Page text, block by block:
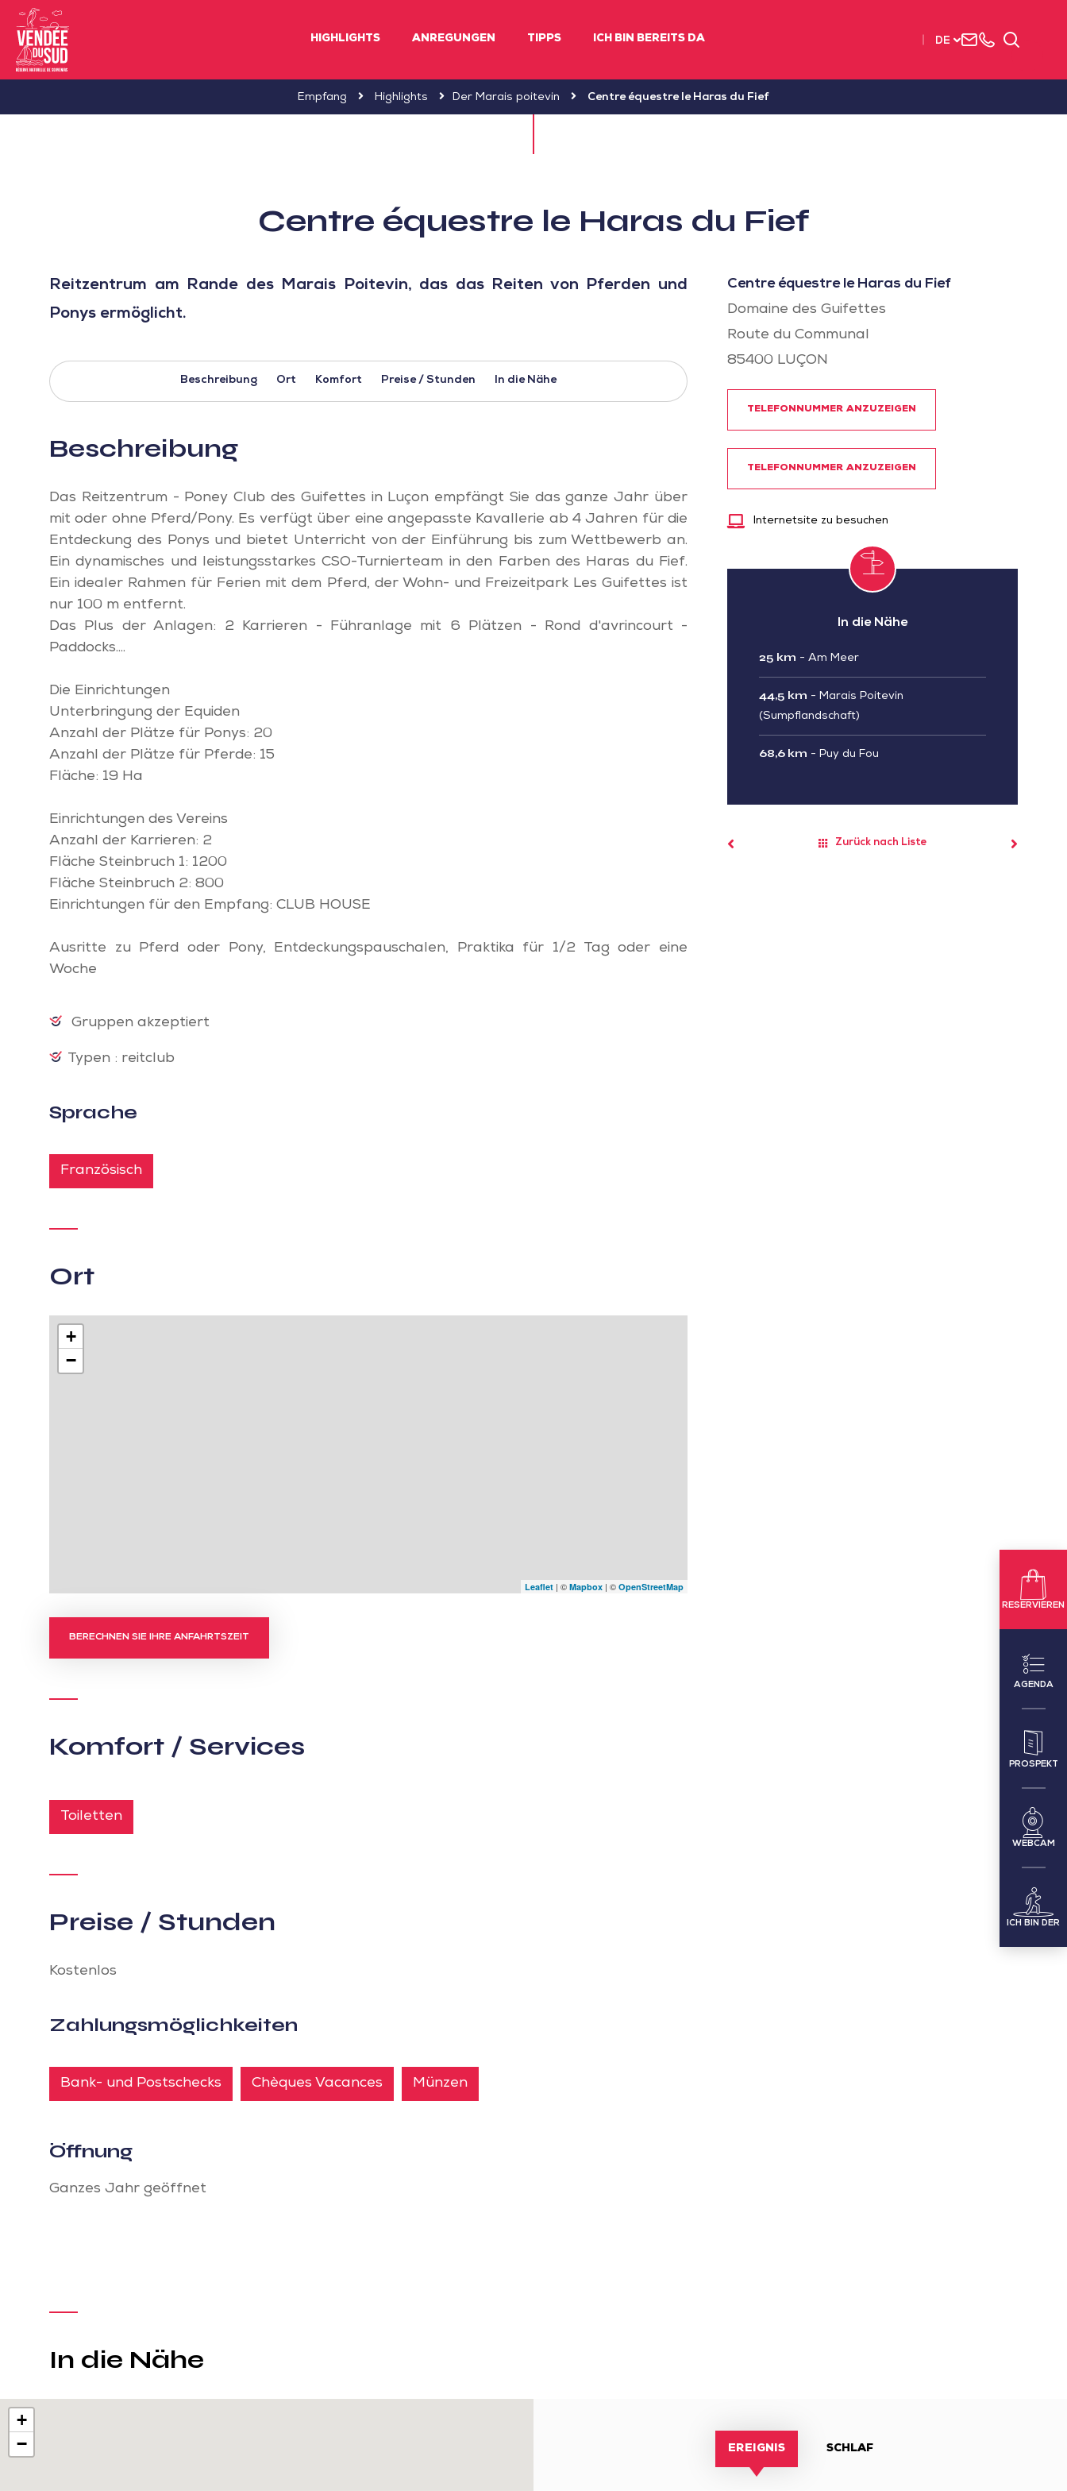
Sud
HIGHLIGHTS ANREGUNGEN TIPPS ICH BIN BEREITS DA DE
Uns+33Suchen
RESERVIEREN
AGENDA
PROSPEKT
WEBCAM
ICH BIN DER
Empfang Highlights Der Marais poitevin Centre équestre le Haras du Fief
Centre équestre le Haras du Fief
Reitzentrum am Rande des Marais Poitevin, das das Reiten von Pferden und
Ponys ermöglicht.
Beschreibung Ort Komfort Preise / Stunden In die Nähe
Beschreibung
Das Reitzentrum - Poney Club des Guifettes in Luçon empfängt Sie das ganze Jahr über
mit oder ohne Pferd/Pony. Es verfügt über eine angepasste Kavallerie ab 4 Jahren für die
Entdeckung des Ponys und bietet Unterricht von der Einführung bis zum Wettbewerb an.
Ein dynamisches und leistungsstarkes CSO-Turnierteam in den Farben des Haras du Fief.
Ein idealer Rahmen für Ferien mit dem Pferd, der Wohn- und Freizeitpark Les Guifettes ist
nur 100 m entfernt.
Das Plus der Anlagen: 2 Karrieren - Führanlage mit 6 Plätzen - Rond d'avrincourt -
Paddocks....
Die Einrichtungen
Unterbringung der Equiden
Anzahl der Plätze für Ponys: 20
Anzahl der Plätze für Pferde: 15
Fläche: 19 Ha
Einrichtungen des Vereins
Anzahl der Karrieren: 2
Fläche Steinbruch 1: 1200
Fläche Steinbruch 2: 800
Einrichtungen für den Empfang: CLUB HOUSE
Ausritte zu Pferd oder Pony, Entdeckungspauschalen, Praktika für 1/2 Tag oder eine
Woche
Gruppen akzeptiert
Typen : reitclub
Sprache
Französisch
Ort
+
−
Leaflet | © Mapbox | © OpenStreetMap
BERECHNEN SIE IHRE ANFAHRTSZEIT
Komfort / Services
Toiletten
Preise / Stunden
Kostenlos
Zahlungsmöglichkeiten
Bank- und Postschecks Chèques Vacances Münzen
Öffnung
Ganzes Jahr geöffnet
Centre équestre le Haras du Fief
Domaine des Guifettes
Route du Communal
85400 LUÇON
TELEFONNUMMER ANZUZEIGEN
TELEFONNUMMER ANZUZEIGEN
Internetsite zu besuchen
In die Nähe
25 km - Am Meer
44,5 km - Marais Poitevin
(Sumpflandschaft)
68,6 km - Puy du Fou
Zurück nach Liste
In die Nähe
+
−
EREIGNIS SCHLAF